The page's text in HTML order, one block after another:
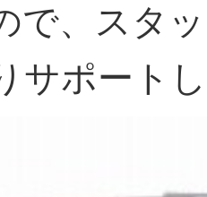
で、スタ
サポート